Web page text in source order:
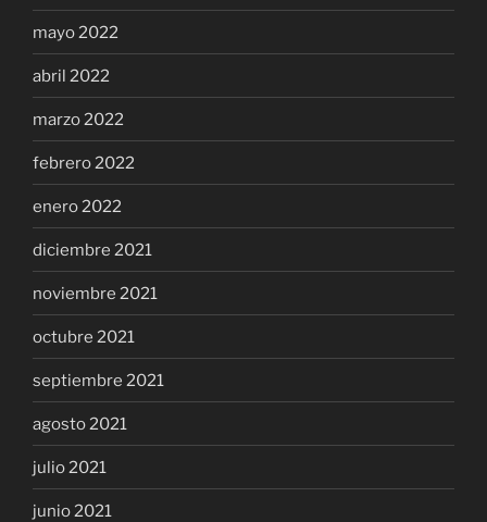
mayo 2022
abril 2022
marzo 2022
febrero 2022
enero 2022
diciembre 2021
noviembre 2021
octubre 2021
septiembre 2021
agosto 2021
julio 2021
junio 2021